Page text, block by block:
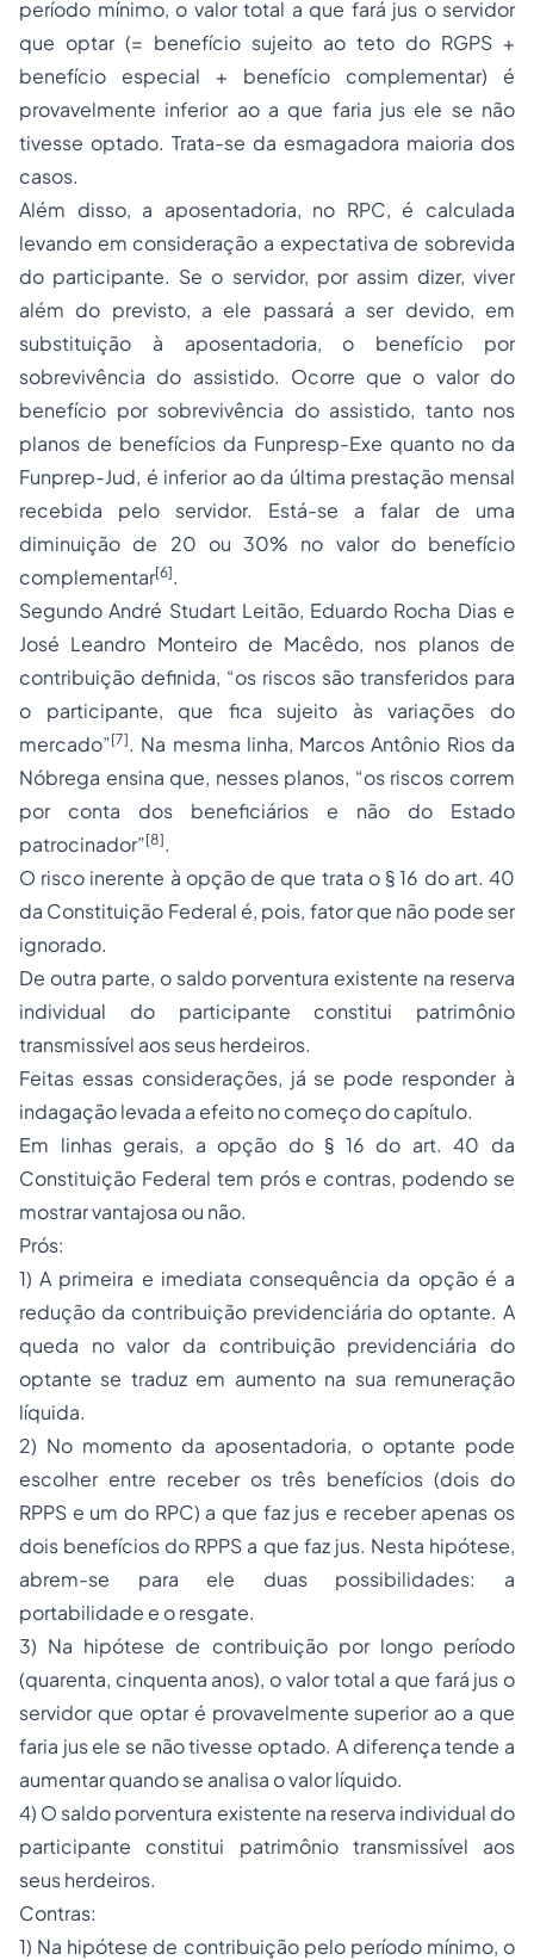
período mínimo, o valor total a que fará jus o servidor
que optar (= benefício sujeito ao teto do RGPS +
benefício especial + benefício complementar) é
provavelmente inferior ao a que faria jus ele se não
tivesse optado. Trata-se da esmagadora maioria dos
casos.
Além disso, a aposentadoria, no RPC, é calculada
levando em consideração a expectativa de sobrevida
do participante. Se o servidor, por assim dizer, viver
além do previsto, a ele passará a ser devido, em
substituição à aposentadoria, o benefício por
sobrevivência do assistido. Ocorre que o valor do
benefício por sobrevivência do assistido, tanto nos
planos de benefícios da Funpresp-Exe quanto no da
Funprep-Jud, é inferior ao da última prestação mensal
recebida pelo servidor. Está-se a falar de uma
diminuição de 20 ou 30% no valor do benefício
complementar[6].
Segundo André Studart Leitão, Eduardo Rocha Dias e
José Leandro Monteiro de Macêdo, nos planos de
contribuição definida, “os riscos são transferidos para
o participante, que fica sujeito às variações do
mercado”[7]. Na mesma linha, Marcos Antônio Rios da
Nóbrega ensina que, nesses planos, “os riscos correm
por conta dos beneficiários e não do Estado
patrocinador”[8].
O risco inerente à opção de que trata o § 16 do art. 40
da Constituição Federal é, pois, fator que não pode ser
ignorado.
De outra parte, o saldo porventura existente na reserva
individual do participante constitui patrimônio
transmissível aos seus herdeiros.
Feitas essas considerações, já se pode responder à
indagação levada a efeito no começo do capítulo.
Em linhas gerais, a opção do § 16 do art. 40 da
Constituição Federal tem prós e contras, podendo se
mostrar vantajosa ou não.
Prós:
1) A primeira e imediata consequência da opção é a
redução da contribuição previdenciária do optante. A
queda no valor da contribuição previdenciária do
optante se traduz em aumento na sua remuneração
líquida.
2) No momento da aposentadoria, o optante pode
escolher entre receber os três benefícios (dois do
RPPS e um do RPC) a que faz jus e receber apenas os
dois benefícios do RPPS a que faz jus. Nesta hipótese,
abrem-se para ele duas possibilidades: a
portabilidade e o resgate.
3) Na hipótese de contribuição por longo período
(quarenta, cinquenta anos), o valor total a que fará jus o
servidor que optar é provavelmente superior ao a que
faria jus ele se não tivesse optado. A diferença tende a
aumentar quando se analisa o valor líquido.
4) O saldo porventura existente na reserva individual do
participante constitui patrimônio transmissível aos
seus herdeiros.
Contras:
1) Na hipótese de contribuição pelo período mínimo, o